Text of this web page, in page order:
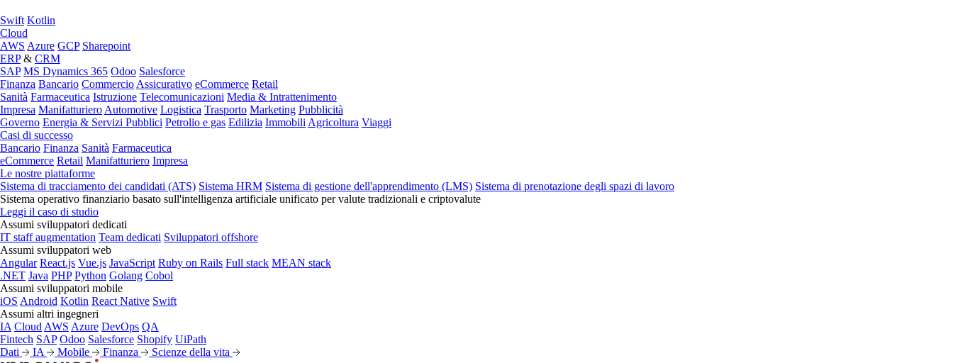
Swift Kotlin
Cloud
AWS Azure GCP Sharepoint
ERP& CRM
SAP MS Dynamics 365 Odoo Salesforce
Finanza Bancario Commercio Assicurativo eCommerce Retail
Sanità Farmaceutica Istruzione Telecomunicazioni Media & Intrattenimento
Impresa Manifatturiero Automotive Logistica Trasporto Marketing Pubblicità
Governo Energia & Servizi Pubblici Petrolio e gas Edilizia Immobili Agricoltura Viaggi
Casi di successo
Bancario Finanza Sanità Farmaceutica
eCommerce Retail Manifatturiero Impresa
Le nostre piattaforme
Sistema di tracciamento dei candidati (ATS) Sistema HRM Sistema di gestione dell'apprendimento (LMS) Sistema di prenotazione degli spazi di lavoro
Sistema operativo finanziario basato sull'intelligenza artificiale unificato per valute tradizionali e criptovalute
Leggi il caso di studio
Assumi sviluppatori dedicati
IT staff augmentation Team dedicati Sviluppatori offshore
Assumi sviluppatori web
Angular React.js Vue.js JavaScript Ruby on Rails Full stack MEAN stack
.NET Java PHP Python Golang Cobol
Assumi sviluppatori mobile
iOS Android Kotlin React Native Swift
Assumi altri ingegneri
IA Cloud AWS Azure DevOps QA
Fintech SAP Odoo Salesforce Shopify UiPath
Dati
IA Mobile Finanza Scienze della vita